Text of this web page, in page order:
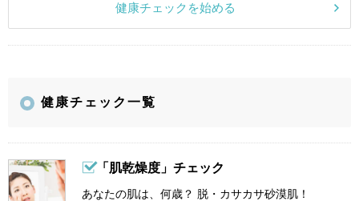
健康チェックを始める
健康チェック一覧
「肌乾燥度」チェック
あなたの肌は、何歳？ 脱・カサカサ砂漠肌！